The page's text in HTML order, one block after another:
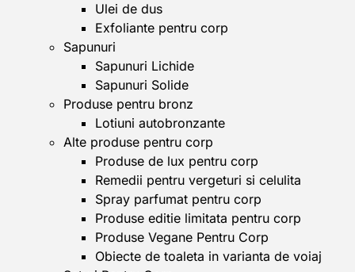
Ulei de dus
Exfoliante pentru corp
Sapunuri
Sapunuri Lichide
Sapunuri Solide
Produse pentru bronz
Lotiuni autobronzante
Alte produse pentru corp
Produse de lux pentru corp
Remedii pentru vergeturi si celulita
Spray parfumat pentru corp
Produse editie limitata pentru corp
Produse Vegane Pentru Corp
Obiecte de toaleta in varianta de voiaj